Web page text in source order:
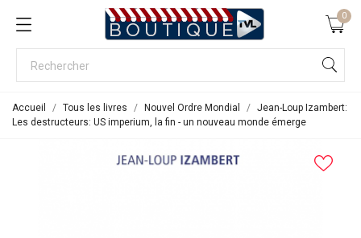
0
Accueil Tous les livres Nouvel Ordre Mondial
Jean-Loup Izambert:
Les destructeurs: US imperium, la fin - un nouveau monde émerge